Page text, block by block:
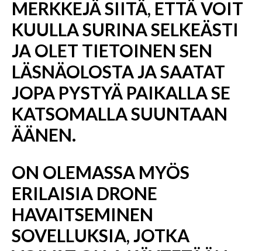
MERKKEJÄ SIITÄ, ETTÄ VOIT
KUULLA SURINA SELKEÄSTI
JA OLET TIETOINEN SEN
LÄSNÄOLOSTA JA SAATAT
JOPA PYSTYÄ PAIKALLA SE
KATSOMALLA SUUNTAAN
ÄÄNEN.
ON OLEMASSA MYÖS
ERILAISIA ​​DRONE
HAVAITSEMINEN
SOVELLUKSIA, JOTKA